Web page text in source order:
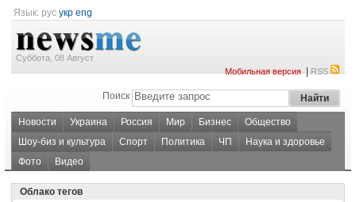
Язык: рус укр eng
Суббота, 08 Август
Мобильная версия|RSS
Поиск
Новости Украина Россия Мир Бизнес
Общество
Шоу-биз и культура
Спорт Политика ЧП
Наука и здоровье
Фото
Видео
Облако тегов